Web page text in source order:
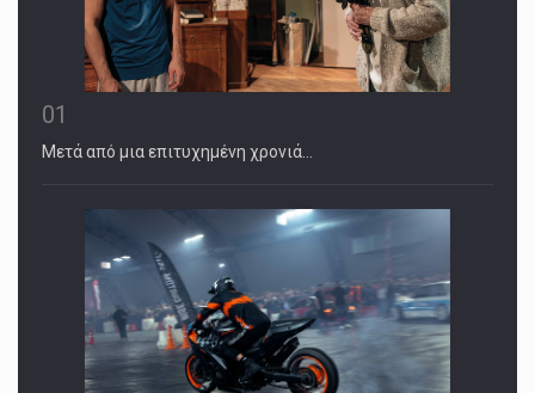
01
Μετά από μια επιτυχημένη χρονιά…